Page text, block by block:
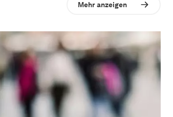
Mehr anzeigen